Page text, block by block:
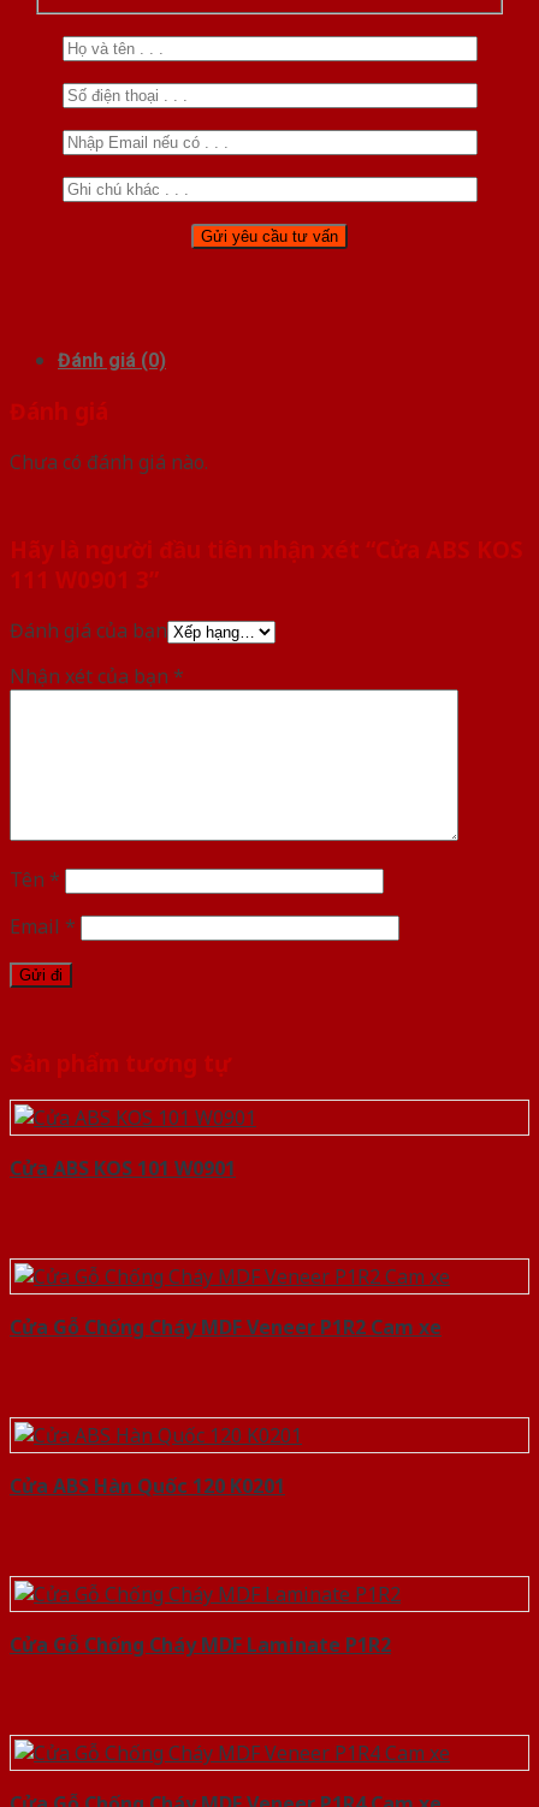
Đánh giá (0)
Đánh giá
Chưa có đánh giá nào.
Hãy là người đầu tiên nhận xét “Cửa ABS KOS
111 W0901 3”
Đánh giá của bạn
Nhận xét của bạn *
Tên *
Email *
Sản phẩm tương tự
Cửa ABS KOS 101 W0901
Cửa Gỗ Chống Cháy MDF Veneer P1R2 Cam xe
Cửa ABS Hàn Quốc 120 K0201
Cửa Gỗ Chống Cháy MDF Laminate P1R2